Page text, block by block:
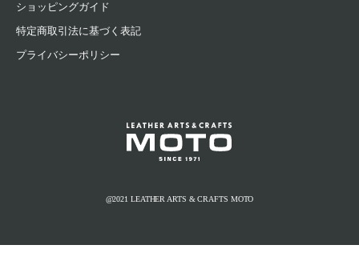
ショッピングガイド
特定商取引法に基づく表記
プライバシーポリシー
@2021 LEATHER ARTS & CRAFTS MOTO